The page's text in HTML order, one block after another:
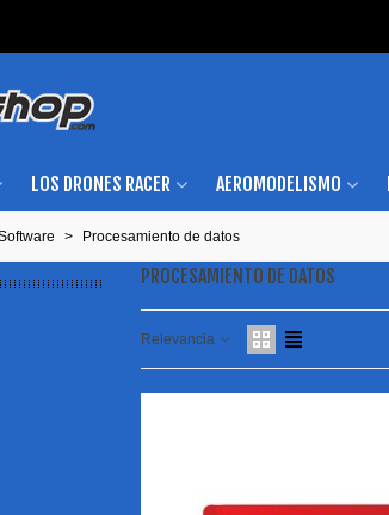
LOS DRONES RACER AEROMODELISMO
> Procesamiento de datos
PROCESAMIENTO DE DATOS
Relevancia